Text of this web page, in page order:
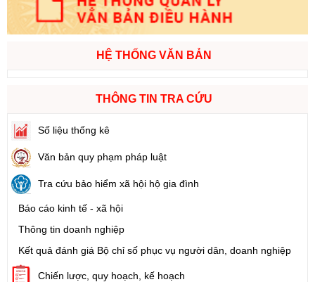
HỆ THỐNG VĂN BẢN
THÔNG TIN TRA CỨU
Số liệu thống kê
Văn bản quy phạm pháp luật
Tra cứu bảo hiểm xã hội hộ gia đình
Báo cáo kinh tế - xã hội
Thông tin doanh nghiệp
Kết quả đánh giá Bộ chỉ số phục vụ người dân, doanh nghiệp
Chiến lược, quy hoạch, kế hoạch